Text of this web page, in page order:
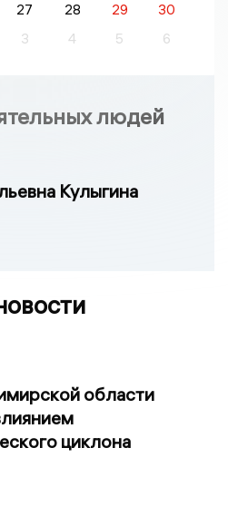
27 28 29
30
3 4 5 6
людей
Кулыгина
области
циклона